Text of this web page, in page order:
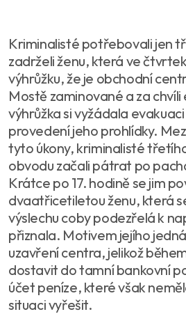
Kriminalisté potřebovali jen
zadrželi ženu, která ve
výhrůžku, že je obchodní
Mostě zaminované a za
výhrůžka si vyžádala
provedení jeho prohlídky.
tyto úkony, kriminalisté
obvodu začali pátrat po
Krátce po 17. hodině se jim
dvaatřicetiletou ženu, která
výslechu coby podezřelá k
přiznala. Motivem jejího
uzavření centra, jelikož
dostavit do tamní bankovní
účet peníze, které však
situaci vyřešit.